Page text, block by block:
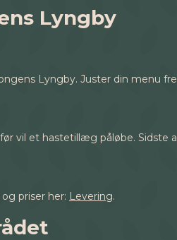
Lyngby
Lyngby. Juster din menu
vil et hastetillæg påløbe. Sidste
priser her: Levering.